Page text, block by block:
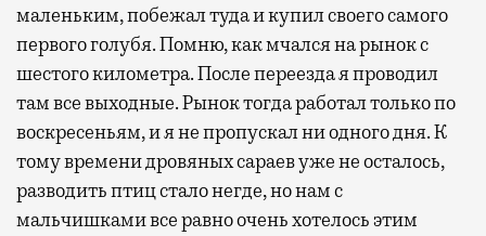
маленьким, побежал туда и купил своего самого
первого голубя. Помню, как мчался на рынок с
шестого километра. После переезда я проводил
там все выходные. Рынок тогда работал только по
воскресеньям, и я не пропускал ни одного дня. К
тому времени дровяных сараев уже не осталось,
разводить птиц стало негде, но нам с
мальчишками все равно очень хотелось этим